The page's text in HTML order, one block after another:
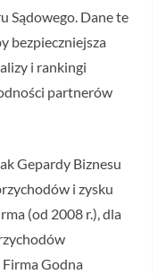
Sądowego. Dane te
bezpieczniejsza
i rankingi
partnerów
Gepardy Biznesu
i zysku
(od 2008 r.), dla
Firma Godna